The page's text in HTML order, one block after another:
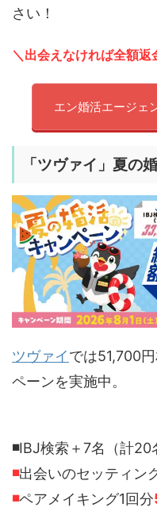
さい！
＼出会えなければ全額返
エン婚活エージェ
「ツヴァイ」夏の
ツヴァイでは51,700
ペーンを実施中。
◾️IBJ検索＋7名（計20
◾️出会いのセッティン
◾️ペアメイキング1回分